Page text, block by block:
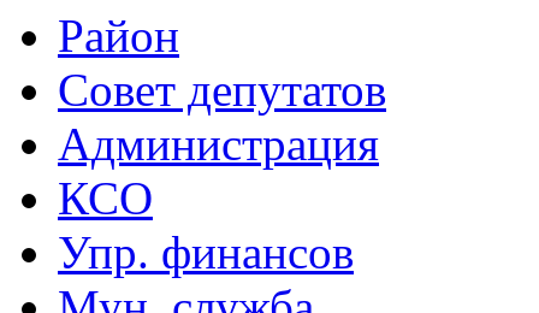
Район
Совет депутатов
Администрация
КСО
Упр. финансов